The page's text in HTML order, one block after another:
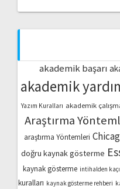
akademik başarı
akademik
Yazım Kuralları akademik
Araştırma
araştırma Yöntemleri
doğru kaynak gösterme
kaynak gösterme intihalden
kuralları kaynak gösterme rehberi